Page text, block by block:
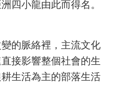
四小龍由此而得名。
的脈絡裡，主流文化
接影響整個社會的生
生活為主的部落生活